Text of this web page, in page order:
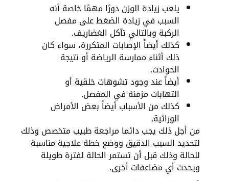
يلعب زيادة الوزن دورًا مهمًا خاصة أنه
السبب في زيادة الضغط على مفصل
الركبة وبالتالي تآكل الغضاريف.
كذلك أيضاً الإصابات المتكررة، سواء كان
ذلك أثناء ممارسة الرياضة أو نتيجة
الحوادث.
أيضاً عند وجود تشوهات خلقية أو
التهابات مزمنة في المفصل.
كذلك من الأسباب أيضاً بعض الأمراض
الوراثية.
من أجل ذلك يجب دائما مراجعة طبيب متخصص وذلك
لتحديد السبب الدقيق ووضع خطة علاجية مناسبة
للحالة وذلك قبل أن تستمر الحالة لفترة طويلة
ويحدث أي مضاعفات أخرى.